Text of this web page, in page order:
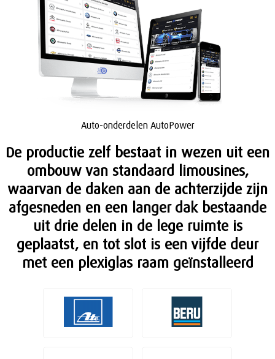
Auto-onderdelen AutoPower
De productie zelf bestaat in wezen uit een
ombouw van standaard limousines,
waarvan de daken aan de achterzijde zijn
afgesneden en een langer dak bestaande
uit drie delen in de lege ruimte is
geplaatst, en tot slot is een vijfde deur
met een plexiglas raam geïnstalleerd